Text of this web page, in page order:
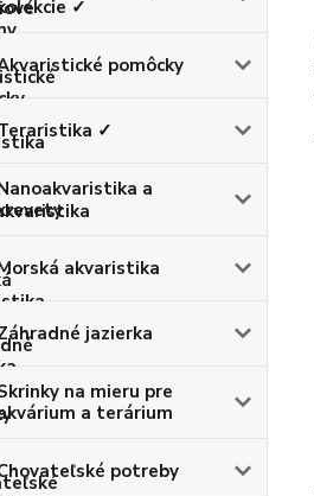
✓
pomôcky
✓
a
akvaristika
jazierka
na mieru pre
a terárium
potreby